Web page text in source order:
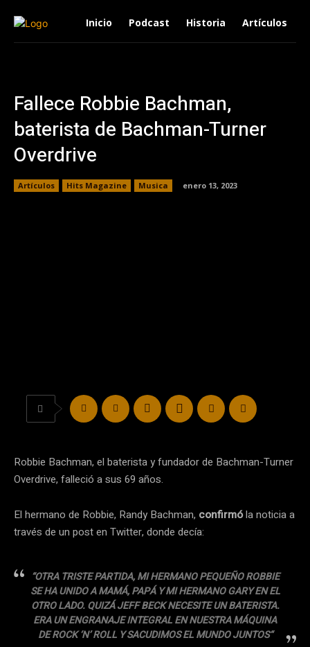
Inicio Podcast Historia Artículos
Fallece Robbie Bachman,
baterista de Bachman-Turner
Overdrive
Artículos Hits Magazine Musica enero 13, 2023
Robbie Bachman, el baterista y fundador de Bachman-Turner
Overdrive, falleció a sus 69 años.
El hermano de Robbie, Randy Bachman, confirmóla noticia a
través de un post en Twitter, donde decía:
“OTRA TRISTE PARTIDA, MI HERMANO PEQUEÑO ROBBIE
SE HA UNIDO A MAMÁ, PAPÁ Y MI HERMANO GARY EN EL
OTRO LADO. QUIZÁ JEFF BECK NECESITE UN BATERISTA.
ERA UN ENGRANAJE INTEGRAL EN NUESTRA MÁQUINA
DE ROCK ‘N’ ROLL Y SACUDIMOS EL MUNDO JUNTOS“